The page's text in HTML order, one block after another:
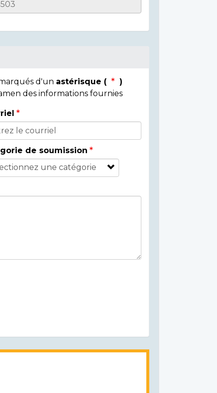
d'un astérisque (
)
des informations fournies
de soumission